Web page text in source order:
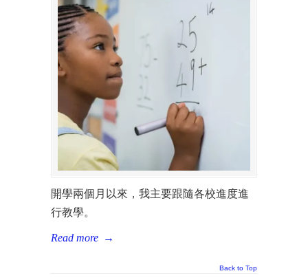
開學兩個月以來，我主要跟隨各校進度進
行教學。
Read more →
Back to Top